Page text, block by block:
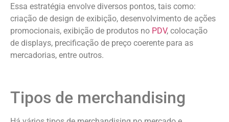
Essa estratégia envolve diversos pontos, tais como:
criação de design de exibição, desenvolvimento de ações
promocionais, exibição de produtos no PDV, colocação
de displays, precificação de preço coerente para as
mercadorias, entre outros.
Tipos de merchandising